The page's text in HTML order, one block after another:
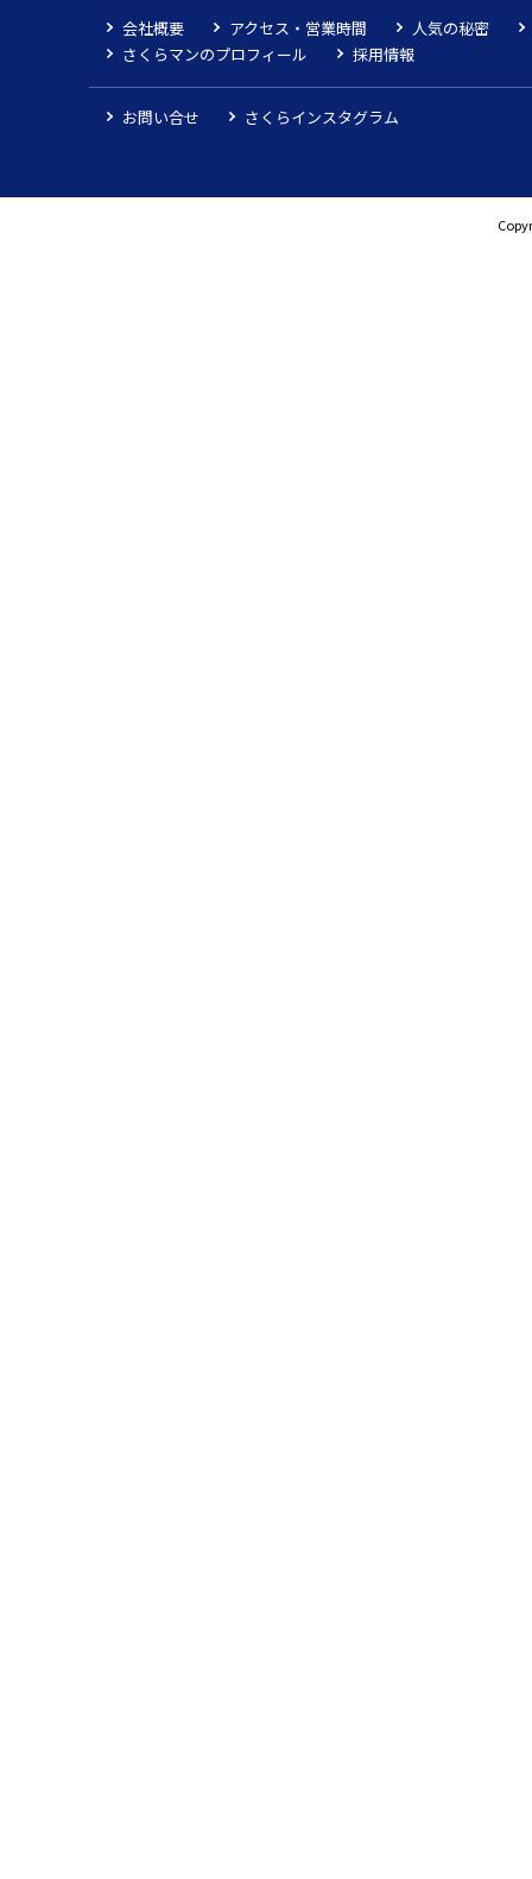
会社概要 アクセス・営業時間
人気の秘密
さくらマンのプロフィール
採用情報
お問い合せ さくらインスタグラム